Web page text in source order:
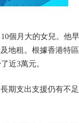
個月大的女兒。他
地租。根據香港特
近3萬元。
支出支援仍有不